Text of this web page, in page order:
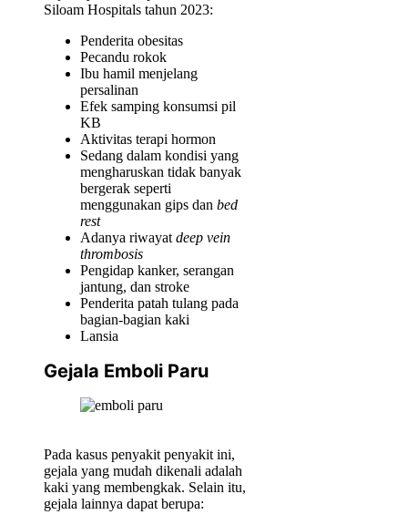
Siloam Hospitals tahun 2023:
Penderita obesitas
Pecandu rokok
Ibu hamil menjelang
persalinan
Efek samping konsumsi pil
KB
Aktivitas terapi hormon
Sedang dalam kondisi yang
mengharuskan tidak banyak
bergerak seperti
menggunakan gips dan bed
rest
Adanya riwayatdeep vein
thrombosis
Pengidap kanker, serangan
jantung, dan stroke
Penderita patah tulang pada
bagian-bagian kaki
Lansia
Gejala Emboli Paru
Pada kasus penyakit penyakit ini,
gejala yang mudah dikenali adalah
kaki yang membengkak. Selain itu,
gejala lainnya dapat berupa: